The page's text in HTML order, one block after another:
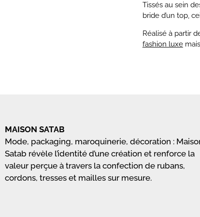
Tissés au sein
bride d’un top,
Réalisé à partir
fashion luxe
MAISON SATAB
Mode, packaging, maroquinerie, décoration :
Satab révèle l’identité d’une création et renforce la
valeur perçue à travers la confection de rubans,
cordons, tresses et mailles sur mesure.